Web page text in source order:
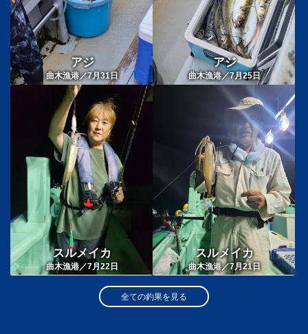
アジ
曲木漁港／7月31日
アジ
曲木漁港／7月25日
スルメイカ
曲木漁港／7月22日
スルメイカ
曲木漁港／7月21日
全ての釣果を見る